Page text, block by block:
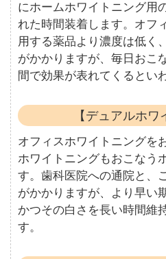
にホームホワイトニング用
れた時間装着します。オフ
用する薬品より濃度は低く
がかかりますが、毎日おこ
間で効果が表れてくるとい
【デュアルホワ
オフィスホワイトニングを
ホワイトニングもおこなう
す。歯科医院への通院と、
がかかりますが、より早い
かつその白さを長い時間維
す。